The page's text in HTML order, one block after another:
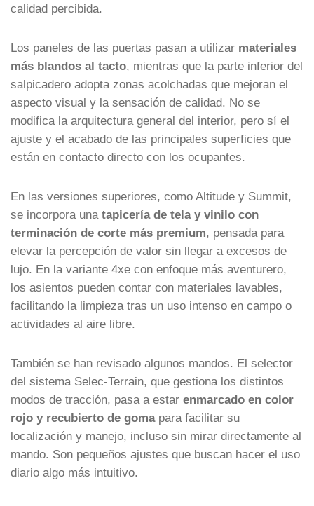
calidad percibida.
Los paneles de las puertas pasan a utilizar materiales
más blandos al tacto, mientras que la parte inferior del
salpicadero adopta zonas acolchadas que mejoran el
aspecto visual y la sensación de calidad. No se
modifica la arquitectura general del interior, pero sí el
ajuste y el acabado de las principales superficies que
están en contacto directo con los ocupantes.
En las versiones superiores, como Altitude y Summit,
se incorpora una tapicería de tela y vinilo con
terminación de corte más premium, pensada para
elevar la percepción de valor sin llegar a excesos de
lujo. En la variante 4xe con enfoque más aventurero,
los asientos pueden contar con materiales lavables,
facilitando la limpieza tras un uso intenso en campo o
actividades al aire libre.
También se han revisado algunos mandos. El selector
del sistema Selec-Terrain, que gestiona los distintos
modos de tracción, pasa a estar enmarcado en color
rojo y recubierto de gomapara facilitar su
localización y manejo, incluso sin mirar directamente al
mando. Son pequeños ajustes que buscan hacer el uso
diario algo más intuitivo.